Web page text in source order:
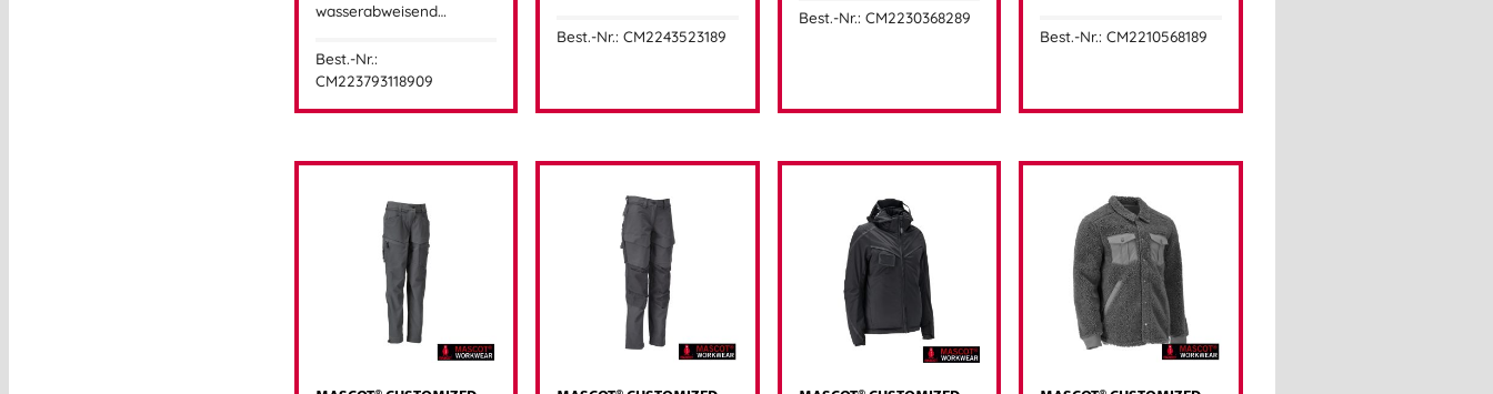
wasserabweisend…
Best.-Nr.:
CM223793118909
Best.-Nr.: CM2243523189
Best.-Nr.: CM2230368289
Best.-Nr.: CM2210568189